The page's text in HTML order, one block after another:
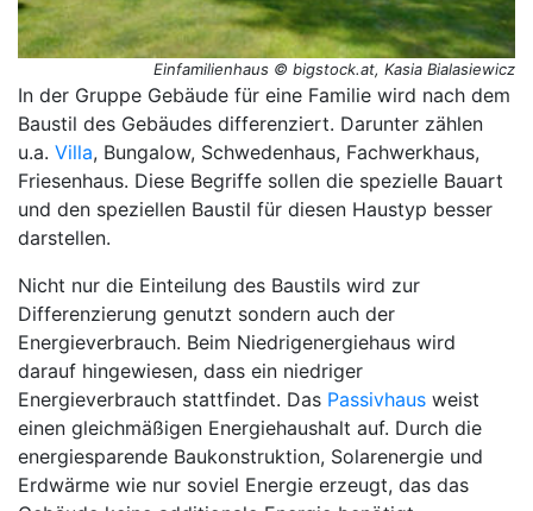
Einfamilienhaus © bigstock.at, Kasia Bialasiewicz
In der Gruppe Gebäude für eine Familie wird nach dem
Baustil des Gebäudes differenziert. Darunter zählen
u.a. Villa, Bungalow, Schwedenhaus, Fachwerkhaus,
Friesenhaus. Diese Begriffe sollen die spezielle Bauart
und den speziellen Baustil für diesen Haustyp besser
darstellen.
Nicht nur die Einteilung des Baustils wird zur
Differenzierung genutzt sondern auch der
Energieverbrauch. Beim Niedrigenergiehaus wird
darauf hingewiesen, dass ein niedriger
Energieverbrauch stattfindet. Das Passivhaus weist
einen gleichmäßigen Energiehaushalt auf. Durch die
energiesparende Baukonstruktion, Solarenergie und
Erdwärme wie nur soviel Energie erzeugt, das das